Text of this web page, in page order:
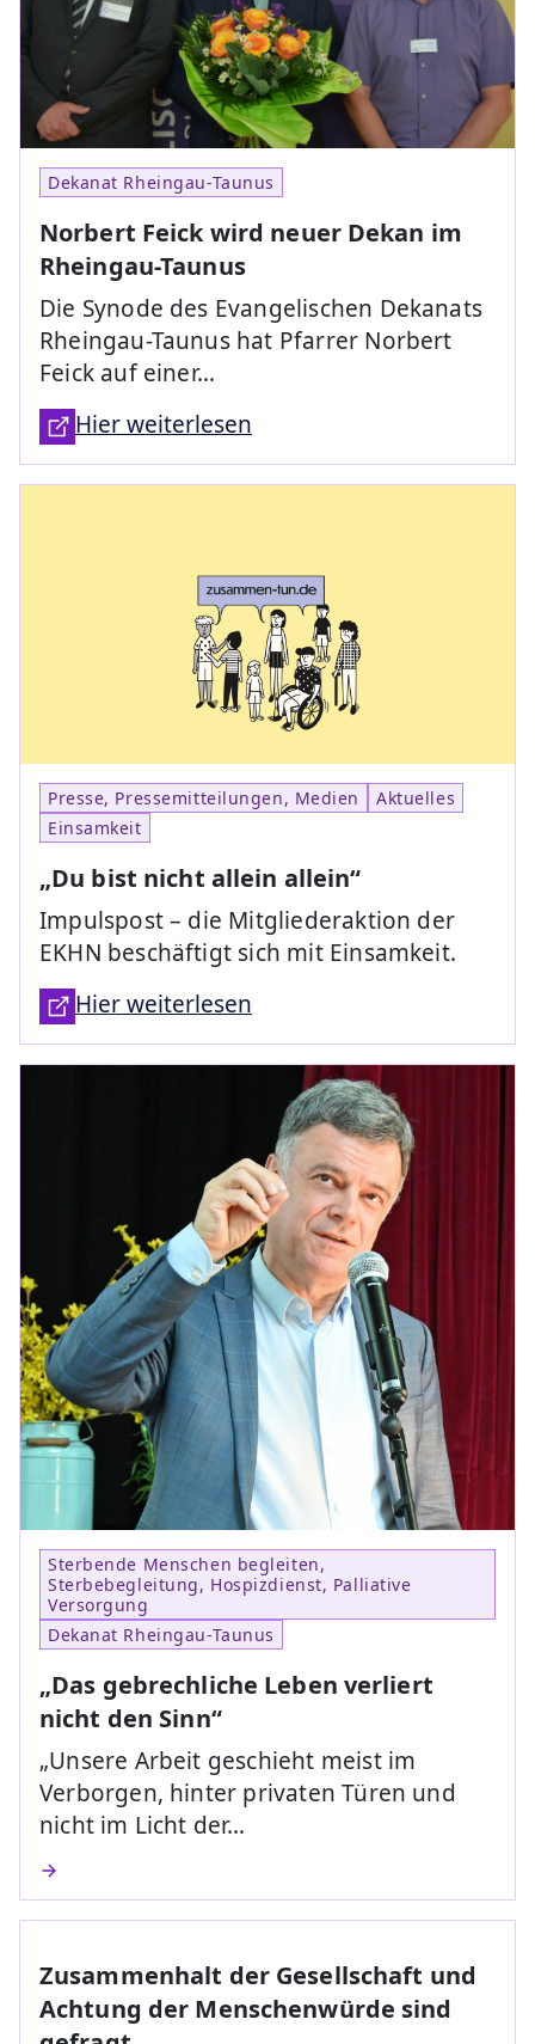
Dekanat Rheingau-Taunus
Norbert Feick wird neuer Dekan im
Rheingau-Taunus
Die Synode des Evangelischen Dekanats
Rheingau-Taunus hat Pfarrer Norbert
Feick auf einer…
Hier weiterlesen
Presse, Pressemitteilungen, Medien
Aktuelles
Einsamkeit
„Du bist nicht allein allein“
Impulspost – die Mitgliederaktion der
EKHN beschäftigt sich mit Einsamkeit.
Hier weiterlesen
Sterbende Menschen begleiten,
Sterbebegleitung, Hospizdienst, Palliative
Versorgung
Dekanat Rheingau-Taunus
„Das gebrechliche Leben verliert
nicht den Sinn“
„Unsere Arbeit geschieht meist im
Verborgen, hinter privaten Türen und
nicht im Licht der…
Zusammenhalt der Gesellschaft und
Achtung der Menschenwürde sind